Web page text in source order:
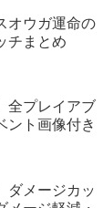
オウガ運命の
チまとめ
全プレイアブ
ント画像付き
ダメージカッ